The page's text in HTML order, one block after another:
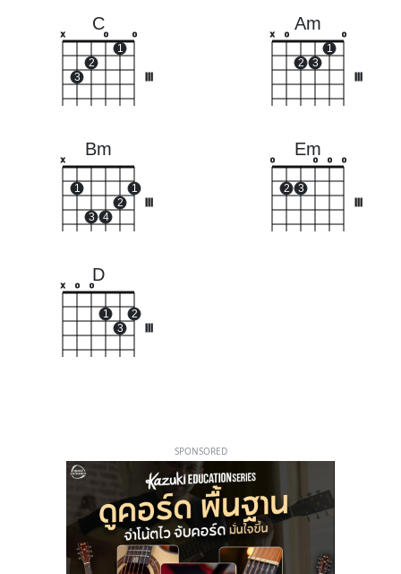
C
x
3
2
o
1
o
Am
x o
2 3
1
o
Bm
x
1
3 4
2
1
Em
o
2 3
o o o
D
x o o
1
3
2
SPONSORED